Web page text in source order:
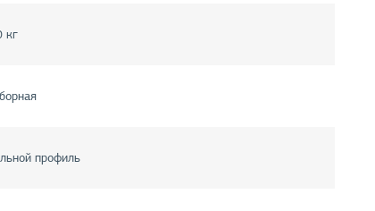
кг
профиль